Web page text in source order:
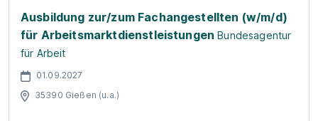
Ausbildung zur/zum Fachangestellten (w/m/d)
für Arbeitsmarktdienstleistungen Bundesagentur
für Arbeit
01.09.2027
35390 Gießen (u.a.)